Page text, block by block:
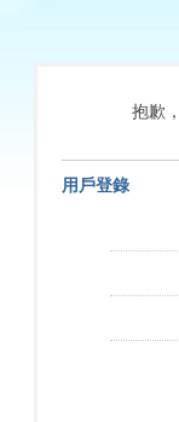
抱歉
用戶登錄